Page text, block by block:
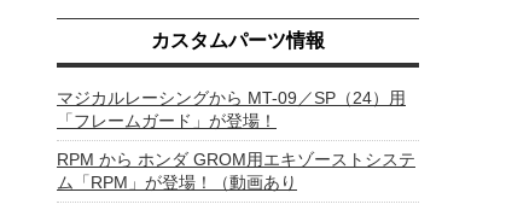
カスタムパーツ情報
マジカルレーシングから MT-09／SP（24）用
「フレームガード」が登場！
RPM から ホンダ GROM用エキゾーストシステ
ム「RPM」が登場！（動画あり